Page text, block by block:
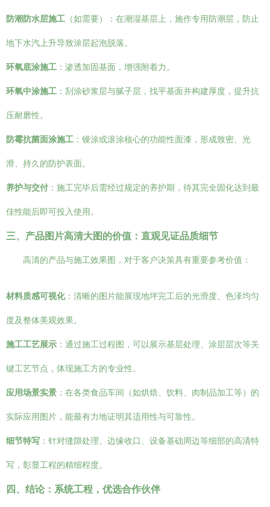
防潮防水层施工 （如需要）：在潮湿基层上，施作专用防潮层，防止
地下水汽上升导致涂层起泡脱落。
环氧底涂施工 ：渗透加固基面，增强附着力。
环氧中涂施工 ：刮涂砂浆层与腻子层，找平基面并构建厚度，提升抗
压耐磨性。
防霉抗菌面涂施工 ：镘涂或滚涂核心的功能性面漆，形成致密、光
滑、持久的防护表面。
养护与交付 ：施工完毕后需经过规定的养护期，待其完全固化达到最
佳性能后即可投入使用。
三、产品图片高清大图的价值：直观见证品质细节
高清的产品与施工效果图，对于客户决策具有重要参考价值：
材料质感可视化：清晰的图片能展现地坪完工后的光滑度、色泽均匀
度及整体美观效果。
施工工艺展示 ：通过施工过程图，可以展示基层处理、涂层层次等关
键工艺节点，体现施工方的专业性。
应用场景实景 ：在各类食品车间（如烘焙、饮料、肉制品加工等）的
实际应用图片，能最有力地证明其适用性与可靠性。
细节特写 ：针对缝隙处理、边缘收口、设备基础周边等细部的高清特
写，彰显工程的精细程度。
四、结论：系统工程，优选合作伙伴